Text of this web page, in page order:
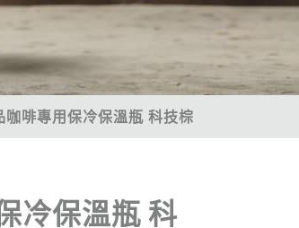
啡專用保冷保溫瓶 科技棕
冷保溫瓶 科